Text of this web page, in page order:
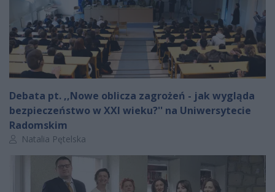
Debata pt. ,,Nowe oblicza zagrożeń - jak wygląda
bezpieczeństwo w XXI wieku?'' na Uniwersytecie
Radomskim
Autor artykułu:
Natalia Pętelska